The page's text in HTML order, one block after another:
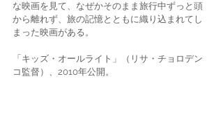
な映画を見て、なぜかそのまま旅行中ずっと頭
から離れず、旅の記憶とともに織り込まれてし
まった映画がある。
「キッズ・オールライト」（リサ・チョロデン
コ監督）、2010年公開。